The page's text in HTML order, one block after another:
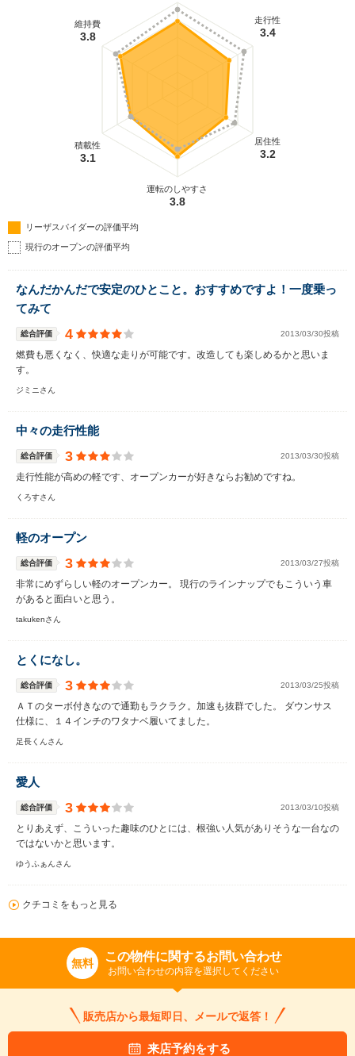
走行性
3.4
居住性
3.2
運転のしやすさ
3.8
積載性
3.1
維持費
3.8
リーザスパイダーの評価平均
現行のオープンの評価平均
なんだかんだで安定のひとこと。おすすめですよ！一度乗っ
てみて
総合評価 4 2013/03/30投稿
燃費も悪くなく、快適な走りが可能です。改造しても楽しめるかと思いま
す。
ジミニさん
中々の走行性能
総合評価 3 2013/03/30投稿
走行性能が高めの軽です、オープンカーが好きならお勧めですね。
くろすさん
軽のオープン
総合評価 3 2013/03/27投稿
非常にめずらしい軽のオープンカー。 現行のラインナップでもこういう車
があると面白いと思う。
takukenさん
とくになし。
総合評価 3 2013/03/25投稿
ＡＴのターボ付きなので通勤もラクラク。加速も抜群でした。 ダウンサス
仕様に、１４インチのワタナベ履いてました。
足長くんさん
愛人
総合評価 3 2013/03/10投稿
とりあえず、こういった趣味のひとには、根強い人気がありそうな一台なの
ではないかと思います。
ゆうふぁんさん
クチコミをもっと見る
無料 この物件に関するお問い合わせ
お問い合わせの内容を選択してください
販売店から最短即日、メールで返答！
来店予約をする